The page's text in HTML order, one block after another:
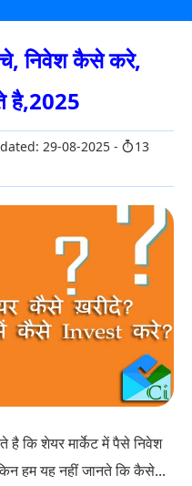
निवेश कैसे करे,
है,2025
29-08-2025
13
है कि शेयर मार्केट में पैसे निवेश
हम यह नहीं जानते कि कैसे...